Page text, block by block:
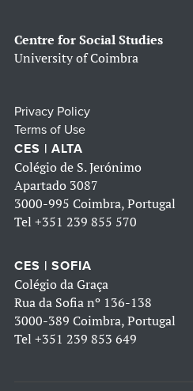
Centre for Social Studies
University of Coimbra
Privacy Policy
Terms of Use
CES | ALTA
Colégio de S. Jerónimo
Apartado 3087
3000-995 Coimbra, Portugal
Tel +351 239 855 570
CES | SOFIA
Colégio da Graça
Rua da Sofia nº 136-138
3000-389 Coimbra, Portugal
Tel +351 239 853 649